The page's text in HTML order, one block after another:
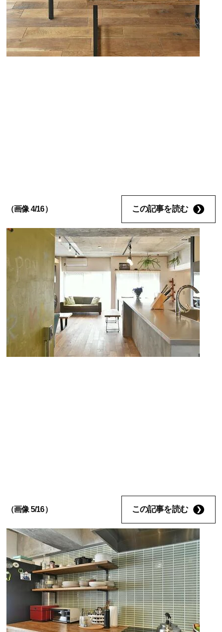
（画像 4/16） この記事を読む
（画像 5/16） この記事を読む